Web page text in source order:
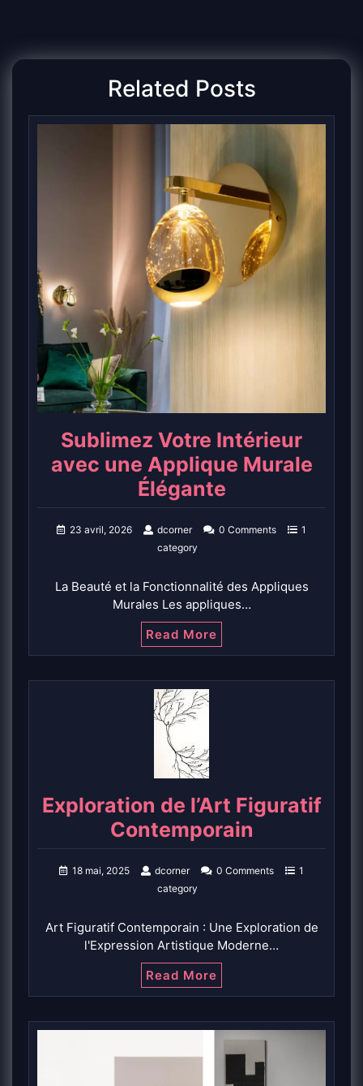
Related Posts
Sublimez Votre Intérieur
avec une Applique Murale
Élégante
23 avril, 2026 dcorner 0 Comments
1
category
La Beauté et la Fonctionnalité des Appliques
Murales Les appliques…
Read More
Exploration de l’Art Figuratif
Contemporain
18 mai, 2025 dcorner 0 Comments
1
category
Art Figuratif Contemporain : Une Exploration de
l'Expression Artistique Moderne…
Read More